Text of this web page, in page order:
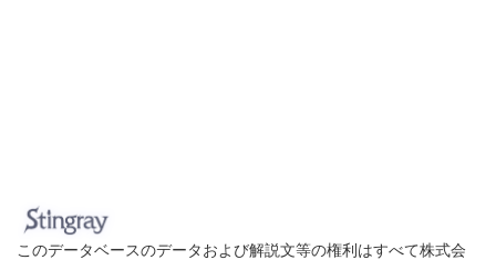
このデータベースのデータおよび解説文等の権利はすべて株式会